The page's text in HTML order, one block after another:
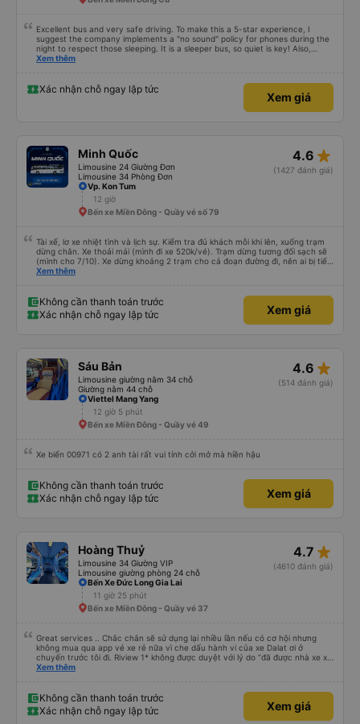
Excellent bus and very safe driving. To make this a 5-star experience, I
suggest the company implements a "no sound" policy for phones during the
night to respect those sleeping. It is a sleeper bus, so quiet is key! Also,
please display the Wi-Fi password clearly inside the cabin for convenience. I
quy định rõ ràng về việc giữ im lặng (tắt âm thanh điện thoại) vào ban đêm
để tránh làm phiền hành khách khác ngủ. Ngoài ra, nhà xe nên dán sẵn mật
khẩu Wi-Fi trong xe để hành khách dễ dàng sử dụng. Tôi vẫn sẽ tiếp tục ủng
Xem thêm
Xác nhận chỗ ngay lập tức
Xem giá
Minh Quốc
Limousine 24 Giường Đơn
Limousine 34 Phòng Đơn
4.6 star_rate
(1427 đánh giá)
Vp. Kon Tum
12 giờ
Bến xe Miền Đông - Quầy vé số 79
Tài xế, lơ xe nhiệt tình và lịch sự. Kiểm tra đủ khách mỗi khi lên, xuống trạm
dừng chân. Xe thoải mái (mình đi xe 520k/vé). Trạm dừng tương đối sạch sẽ
(mình cho 7/10). Xe dừng khoảng 2 trạm cho cả đoạn đường đi, nên ai bị tiểu
nhiều thì trước khi khởi hành ráng đừng uống nhiều nước nha. Giờ khởi hành
Xem thêm
Không cần thanh toán trước
Xác nhận chỗ ngay lập tức
Xem giá
Sáu Bản
Limousine giường nằm 34 chỗ
Giường nằm 44 chỗ
4.6 star_rate
(514 đánh giá)
Viettel Mang Yang
12 giờ 5 phút
Bến xe Miền Đông - Quầy vé 49
Xe biển 00971 có 2 anh tài rất vui tính cởi mở mà hiền hậu
Không cần thanh toán trước
Xác nhận chỗ ngay lập tức
Xem giá
Hoàng Thuỷ
Limousine 34 Giường VIP
Limousine giường phòng 24 chỗ
4.7 star_rate
(4610 đánh giá)
Bến Xe Đức Long Gia Lai
11 giờ 25 phút
Bến xe Miền Đông - Quầy vé 37
Great services .. Chắc chắn sẽ sử dụng lại nhiều lần nếu có cơ hội nhưng
không mua qua app vé xe rẻ nữa vì che dấu hành vi của xe Dalat ơi ở
chuyến trước tôi đi. Riview 1* không được duyệt với lý do “đã được nhà xe xử
lý với khách hàng” trong khi tôi là khách hàng và trải nghiệm của tôi lại nói là
Chúng tôi cũng sẽ viết bài trên các nền tảng về trải nghiệm của tôi cả về
Dalat lẫn vé xe rẻ. Xin cảm ơn.
Xem thêm
Không cần thanh toán trước
Xác nhận chỗ ngay lập tức
Xem giá